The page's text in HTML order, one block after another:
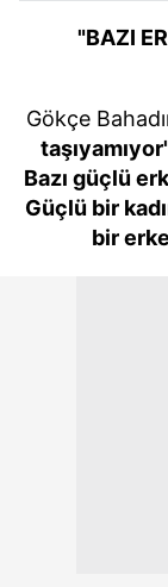
"BAZI
Gökçe
Bazı güçlü
Güçlü bir
bir